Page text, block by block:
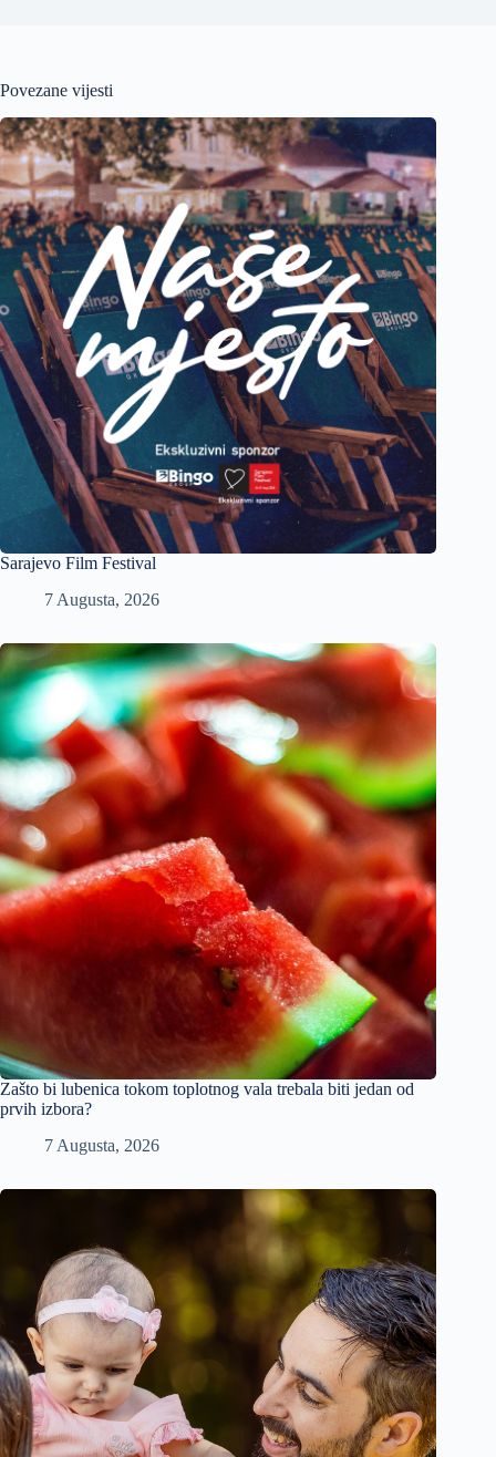
Povezane vijesti
Sarajevo Film Festival
7 Augusta, 2026
Zašto bi lubenica tokom toplotnog vala trebala biti jedan od
prvih izbora?
7 Augusta, 2026